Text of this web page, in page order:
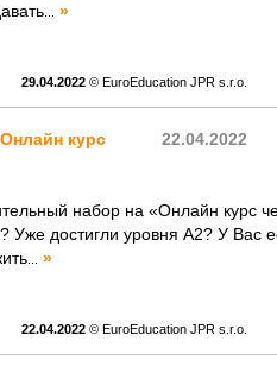
»
29.04.2022 © EuroEducation JPR s.r.o.
22.04.2022
курс
набор на «Онлайн курс
Уже достигли уровня А2? У Вас
»
22.04.2022 © EuroEducation JPR s.r.o.